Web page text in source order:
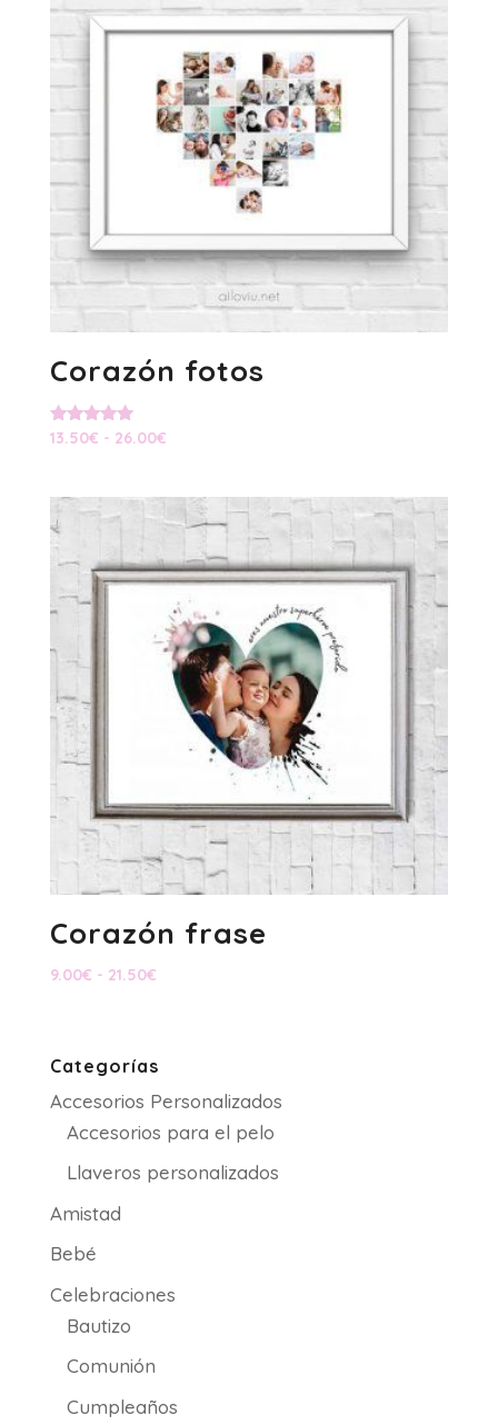
21.50€
Corazón fotos
Valorado
13.50€ - 26.00€Rango
desde
hasta
26.00€
Corazón frase
9.00€ - 21.50€Rango
9.00€
hasta
21.50€
Categorías
Accesorios Personalizados
Accesorios para el pelo
Llaveros personalizados
Amistad
Bebé
Celebraciones
Bautizo
Comunión
Cumpleaños